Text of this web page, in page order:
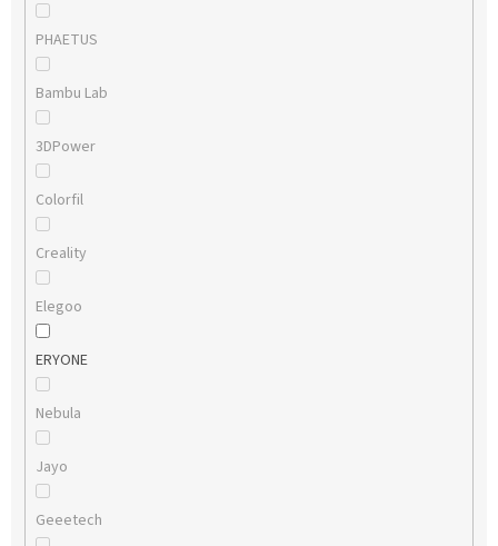
PHAETUS
Bambu Lab
3DPower
Colorfil
Creality
Elegoo
ERYONE
Nebula
Jayo
Geeetech